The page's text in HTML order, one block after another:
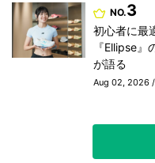
NO.3
初心者に最
『Ellipse
が語る
Aug 02, 2026 /